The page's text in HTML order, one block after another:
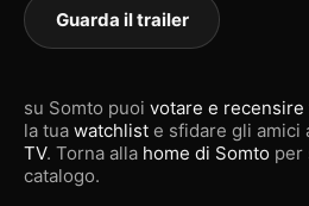
Guarda il trailer
su Somto puoi votare e
la tua watchlist e sfidare gli amici
TV. Torna alla home di Somto per
catalogo.